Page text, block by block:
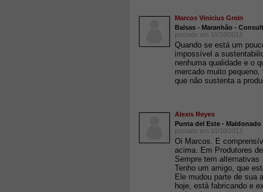
Marcos Vinicius Grein
Balsas - Maranhão -
postado em 10/10/2012
Quando se está um
impossível a
nenhuma qualidade e o
mercado muito
que não sustenta a
Alexis Reyes
Punta del Este -
postado em 10/10/2012
Oi Marcos. E
acima. Em Produtores
Sempre tem alternativas
Tenho um amigo, que
Ele mudou parte de sua
hoje, está fabricando e